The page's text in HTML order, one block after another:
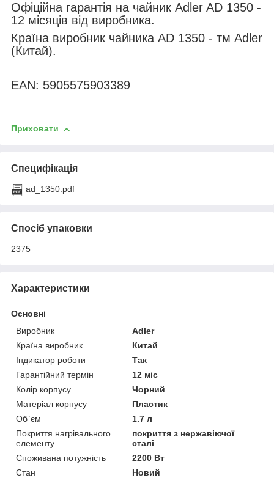
Офіційна гарантія на чайник Adler AD 1350 -
12 місяців від виробника.
Країна виробник чайника AD 1350 - тм Adler
(Китай).
EAN: 5905575903389
Приховати
Специфікація
ad_1350.pdf
Спосіб упаковки
2375
Характеристики
Основні
Виробник
Adler
Країна виробник
Китай
Індикатор роботи
Так
Гарантійний термін
12 міс
Колір корпусу
Чорний
Матеріал корпусу
Пластик
Об`єм
1.7 л
Покриття нагрівального
елементу
покриття з нержавіючої
сталі
Споживана потужність
2200 Вт
Стан
Новий